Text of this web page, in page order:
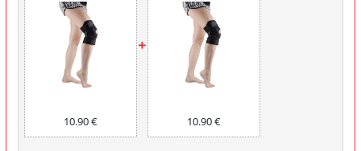
10.90 € 10.90 €